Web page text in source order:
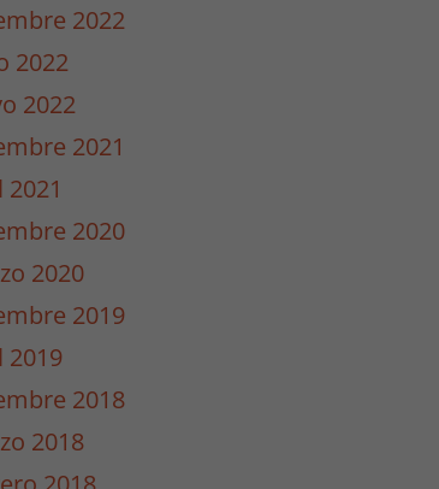
2022
2022
2022
2021
2020
2020
2019
2019
2018
2018